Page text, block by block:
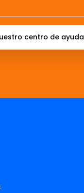
centro de ayuda